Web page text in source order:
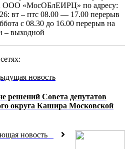
ООО «МосОБлЕИРЦ» по адресу:
вт – птс 08.00 — 17.00 перерыв
с 08.30 до 16.00 перерыв на
– выходной
новость
решений Совета депутатов
округа Кашира Московской
новость